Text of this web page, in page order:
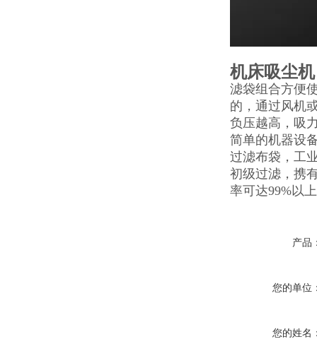
机床吸尘机
滤袋组合方便
的，通过风机
负压越高，吸
简单的机器设
过滤布袋，工
初级过滤，携
率可达99%以
产品
您的单位
您的姓名